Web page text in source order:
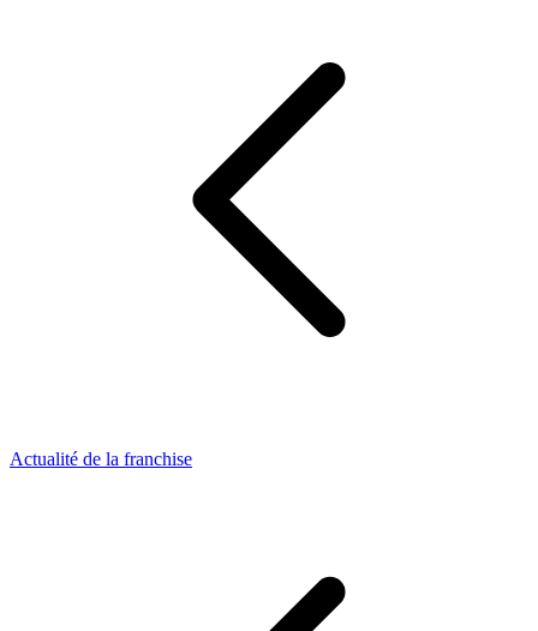
Actualité de la franchise